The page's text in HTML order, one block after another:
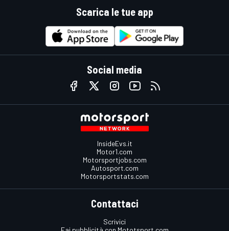
Scarica le tue app
Social media
InsideEvs.it
Motor1.com
Motorsportjobs.com
Autosport.com
Motorsportstats.com
Contattaci
Scrivici